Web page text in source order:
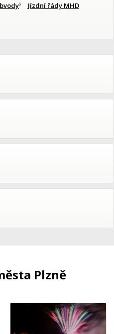
Jízdní řády MHD
Plzně